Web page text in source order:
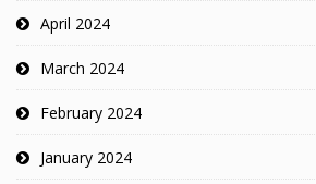
April 2024
March 2024
February 2024
January 2024